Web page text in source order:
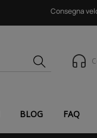
Consegna
BLOG FAQ